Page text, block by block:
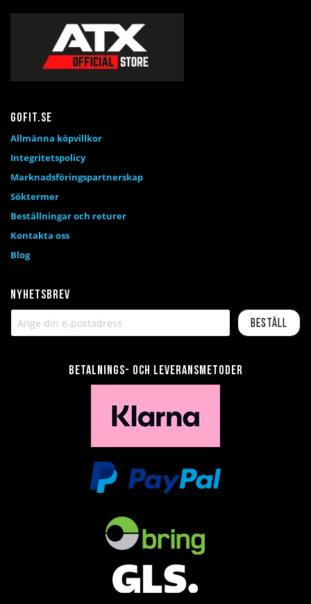
Nyhetsbrev
Beställ
Betalnings- och leveransmetoder
Gofit.se
Allmänna köpvillkor
Integritetspolicy
Marknadsföringspartnerskap
Söktermer
Beställningar och returer
Kontakta oss
Blog